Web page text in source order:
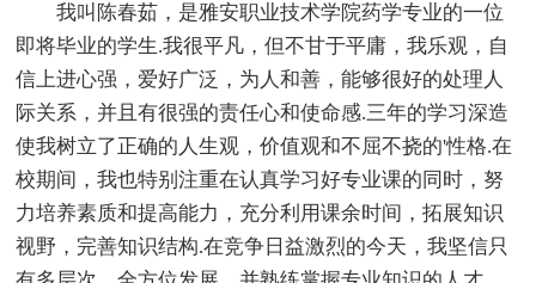
我叫陈春茹，是雅安职业技术学院药学专业的一位
即将毕业的学生.我很平凡，但不甘于平庸，我乐观，自
信上进心强，爱好广泛，为人和善，能够很好的处理人
际关系，并且有很强的责任心和使命感.三年的学习深造
使我树立了正确的人生观，价值观和不屈不挠的'性格.在
校期间，我也特别注重在认真学习好专业课的同时，努
力培养素质和提高能力，充分利用课余时间，拓展知识
视野，完善知识结构.在竞争日益激烈的今天，我坚信只